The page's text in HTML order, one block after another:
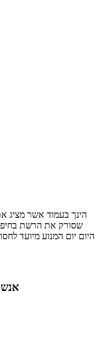
הינך בעמוד אשר מציג
שסורק את הרשת
היום יום המנוע מיועד